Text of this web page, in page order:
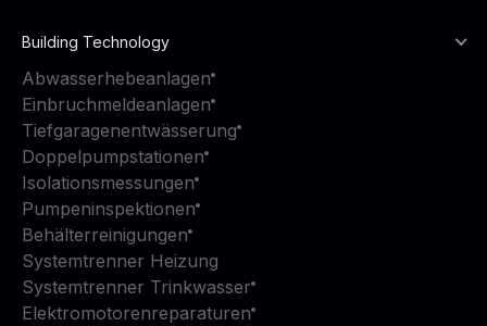
Building Technology
Abwasserhebeanlagen
Einbruchmeldeanlagen
Tiefgaragenentwässerung
Doppelpumpstationen
Isolationsmessungen
Pumpeninspektionen
Behälterreinigungen
Systemtrenner Heizung
Systemtrenner Trinkwasser
Elektromotorenreparaturen